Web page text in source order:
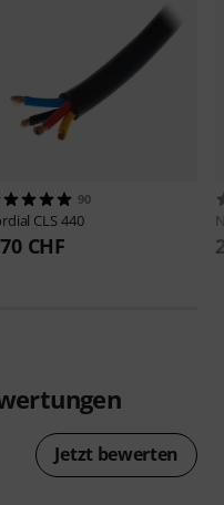
90
CLS 440
CHF
Jetzt bewerten